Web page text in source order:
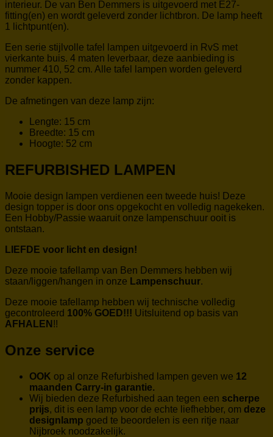
interieur. De van Ben Demmers is uitgevoerd met E27-
fitting(en) en wordt geleverd zonder lichtbron. De lamp heeft
1 lichtpunt(en).
Een serie stijlvolle tafel lampen uitgevoerd in RvS met
vierkante buis. 4 maten leverbaar, deze aanbieding is
nummer 410, 52 cm. Alle tafel lampen worden geleverd
zonder kappen.
De afmetingen van deze lamp zijn:
Lengte: 15 cm
Breedte: 15 cm
Hoogte: 52 cm
REFURBISHED LAMPEN
Mooie design lampen verdienen een tweede huis! Deze
design topper is door ons opgekocht en volledig nagekeken.
Een Hobby/Passie waaruit onze lampenschuur ooit is
ontstaan.
LIEFDE voor licht en design!
Deze mooie tafellamp van Ben Demmers hebben wij
staan/liggen/hangen in onze Lampenschuur.
Deze mooie tafellamp hebben wij technische volledig
gecontroleerd 100% GOED!!! Uitsluitend op basis van
AFHALEN !!
Onze service
OOK op al onze Refurbished lampen geven we 12
maanden Carry-in garantie.
Wij bieden deze Refurbished aan tegen een scherpe
prijs, dit is een lamp voor de echte liefhebber, om deze
designlamp goed te beoordelen is een ritje naar
Nijbroek noodzakelijk.